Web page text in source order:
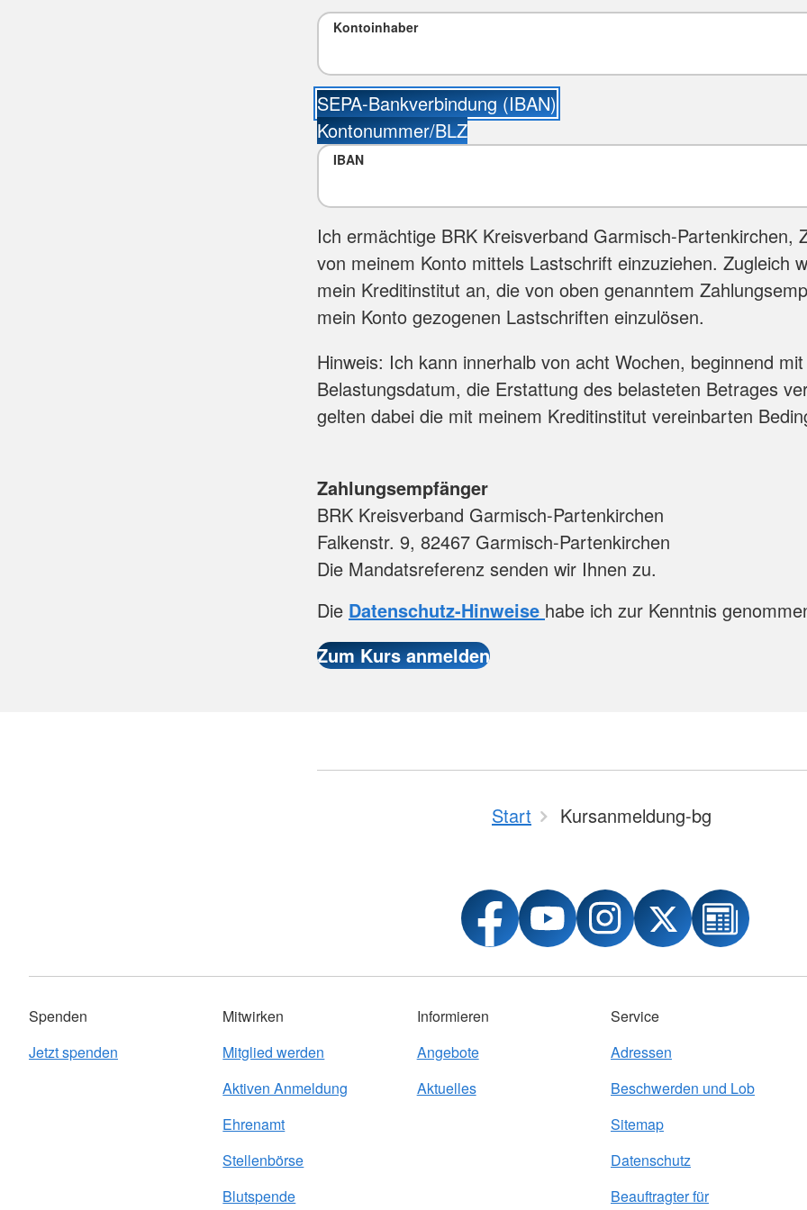
Kontoinhaber
SEPA-Bankverbindung (IBAN)
Kontonummer/BLZ
IBAN
Ich ermächtige BRK Kreisverband Garmisch-Partenkirchen,
von meinem Konto mittels Lastschrift einzuziehen. Zugleich
mein Kreditinstitut an, die von oben genanntem
mein Konto gezogenen Lastschriften einzulösen.
Hinweis: Ich kann innerhalb von acht Wochen, beginnend
Belastungsdatum, die Erstattung des belasteten Betrages
gelten dabei die mit meinem Kreditinstitut vereinbarten
Zahlungsempfänger
BRK Kreisverband Garmisch-Partenkirchen
Falkenstr. 9, 82467 Garmisch-Partenkirchen
Die Mandatsreferenz senden wir Ihnen zu.
Die Datenschutz-Hinweise habe ich zur Kenntnis
Start Kursanmeldung-bg
Spenden
Jetzt spenden
Mitwirken
Mitglied werden
Aktiven Anmeldung
Ehrenamt
Stellenbörse
Blutspende
Informieren
Angebote
Aktuelles
Service
Adressen
Beschwerden und Lob
Sitemap
Datenschutz
Beauftragter für